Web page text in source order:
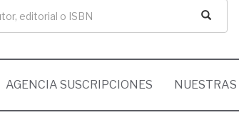
AGENCIA SUSCRIPCIONES NUESTRAS